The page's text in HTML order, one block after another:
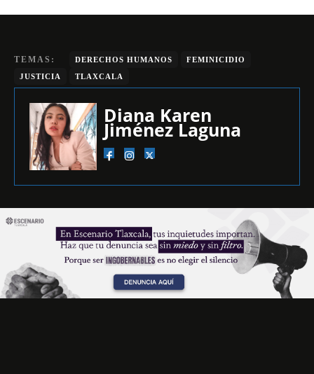
TEMAS: DERECHOS HUMANOS
FEMINICIDIO
JUSTICIA
TLAXCALA
Diana Karen
Jiménez Laguna